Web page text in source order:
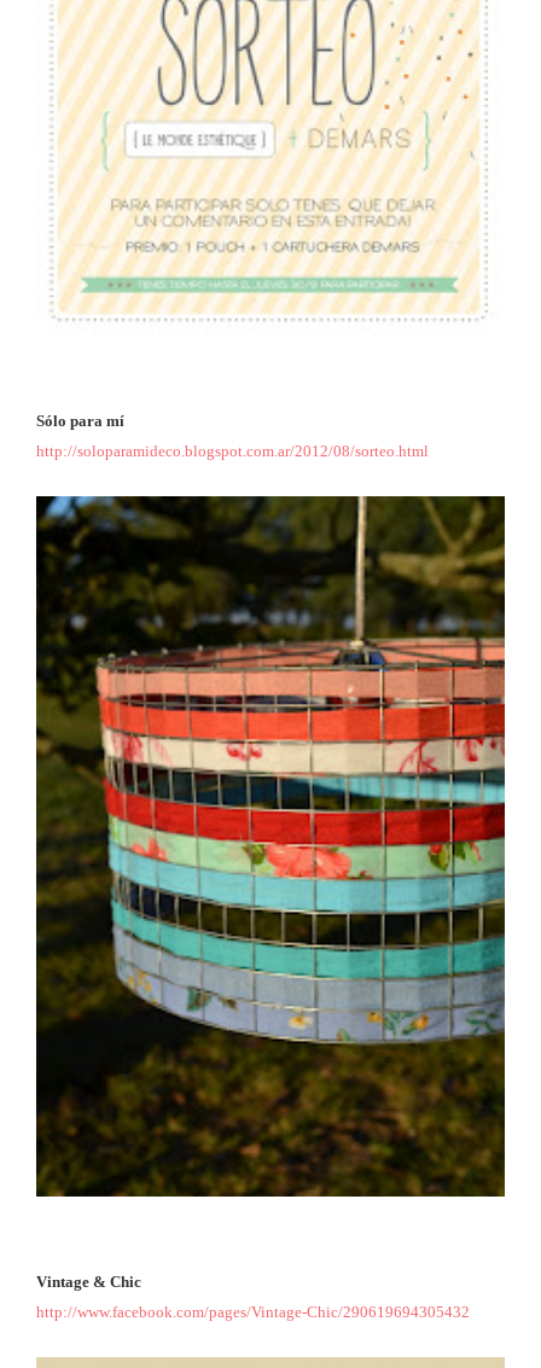
Sólo para mí
http://soloparamideco.blogspot.com.ar/2012/08/sorteo.html
Vintage & Chic
http://www.facebook.com/pages/Vintage-Chic/290619694305432